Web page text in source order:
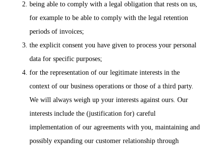
being able to comply with a legal obligation that rests on us,
for example to be able to comply with the legal retention
periods of invoices;
the explicit consent you have given to process your personal
data for specific purposes;
for the representation of our legitimate interests in the
context of our business operations or those of a third party.
We will always weigh up your interests against ours. Our
interests include the (justification for) careful
implementation of our agreements with you, maintaining and
possibly expanding our customer relationship through